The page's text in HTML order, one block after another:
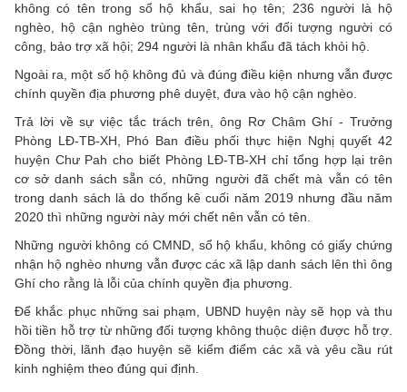
không có tên trong sổ hộ khẩu, sai họ tên; 236 người là hộ
nghèo, hộ cận nghèo trùng tên, trùng với đối tượng người có
công, bảo trợ xã hội; 294 người là nhân khẩu đã tách khỏi hộ.
Ngoài ra, một số hộ không đủ và đúng điều kiện nhưng vẫn được
chính quyền địa phương phê duyệt, đưa vào hộ cận nghèo.
Trả lời về sự việc tắc trách trên, ông Rơ Châm Ghí - Trưởng
Phòng LĐ-TB-XH, Phó Ban điều phối thực hiện Nghị quyết 42
huyện Chư Pah cho biết Phòng LĐ-TB-XH chỉ tổng hợp lại trên
cơ sở danh sách sẵn có, những người đã chết mà vẫn có tên
trong danh sách là do thống kê cuối năm 2019 nhưng đầu năm
2020 thì những người này mới chết nên vẫn có tên.
Những người không có CMND, sổ hộ khẩu, không có giấy chứng
nhận hộ nghèo nhưng vẫn được các xã lập danh sách lên thì ông
Ghí cho rằng là lỗi của chính quyền địa phương.
Để khắc phục những sai phạm, UBND huyện này sẽ họp và thu
hồi tiền hỗ trợ từ những đối tượng không thuộc diện được hỗ trợ.
Đồng thời, lãnh đạo huyện sẽ kiểm điểm các xã và yêu cầu rút
kinh nghiệm theo đúng qui định.